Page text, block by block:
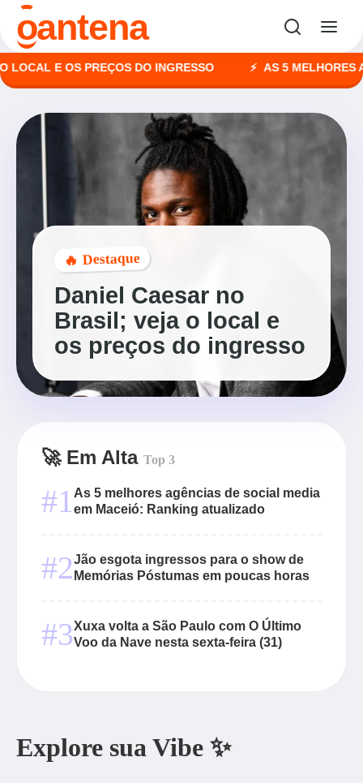
oantena
E OS PREÇOS DO INGRESSO AS 5 MELHORES
🔥 Destaque
Daniel Caesar no
Brasil; veja o local e
os preços do ingresso
🚀 Em Alta Top 3
#1As 5 melhores agências de social media
em Maceió: Ranking atualizado
#2Jão esgota ingressos para o show de
Memórias Póstumas em poucas horas
#3Xuxa volta a São Paulo com O Último
Voo da Nave nesta sexta-feira (31)
Explore sua Vibe ✨